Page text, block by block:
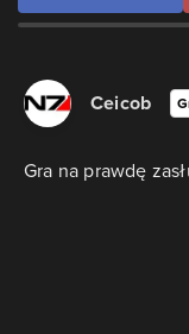
Ceicob
Gra na prawdę